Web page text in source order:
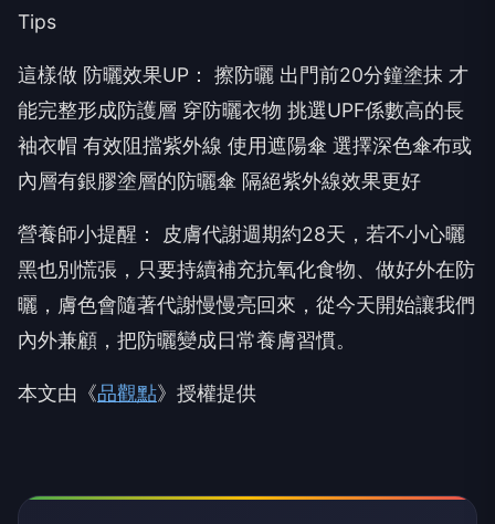
Tips
這樣做 防曬效果UP： 擦防曬 出門前20分鐘塗抹 才
能完整形成防護層 穿防曬衣物 挑選UPF係數高的長
袖衣帽 有效阻擋紫外線 使用遮陽傘 選擇深色傘布或
內層有銀膠塗層的防曬傘 隔絕紫外線效果更好
營養師小提醒： 皮膚代謝週期約28天，若不小心曬
黑也別慌張，只要持續補充抗氧化食物、做好外在防
曬，膚色會隨著代謝慢慢亮回來，從今天開始讓我們
內外兼顧，把防曬變成日常養膚習慣。
本文由《品觀點》授權提供